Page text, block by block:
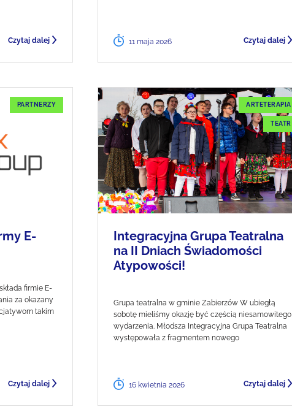
Czytaj dalej 11 maja 2026 Czytaj dalej
PARTNERZY
E-
firmie E-
za okazany
takim
Czytaj dalej
ARTETERAPIA
TEATR
Integracyjna Grupa Teatralna
na II Dniach Świadomości
Atypowości!
Grupa teatralna w gminie Zabierzów W ubiegłą
sobotę mieliśmy okazję być częścią niesamowitego
wydarzenia. Młodsza Integracyjna Grupa Teatralna
występowała z fragmentem nowego
16 kwietnia 2026 Czytaj dalej